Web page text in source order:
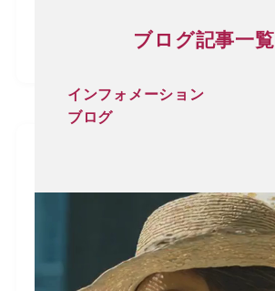
ブログ記事一覧
インフォメーション
ブログ